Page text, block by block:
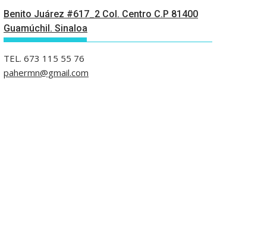
Benito Juárez #617_2 Col. Centro C.P 81400
Guamúchil. Sinaloa
TEL. 673 115 55 76
pahermn@gmail.com